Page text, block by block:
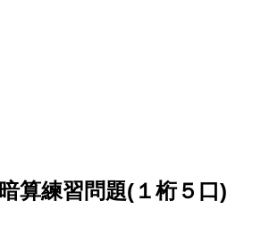
算練習問題(１桁５口)